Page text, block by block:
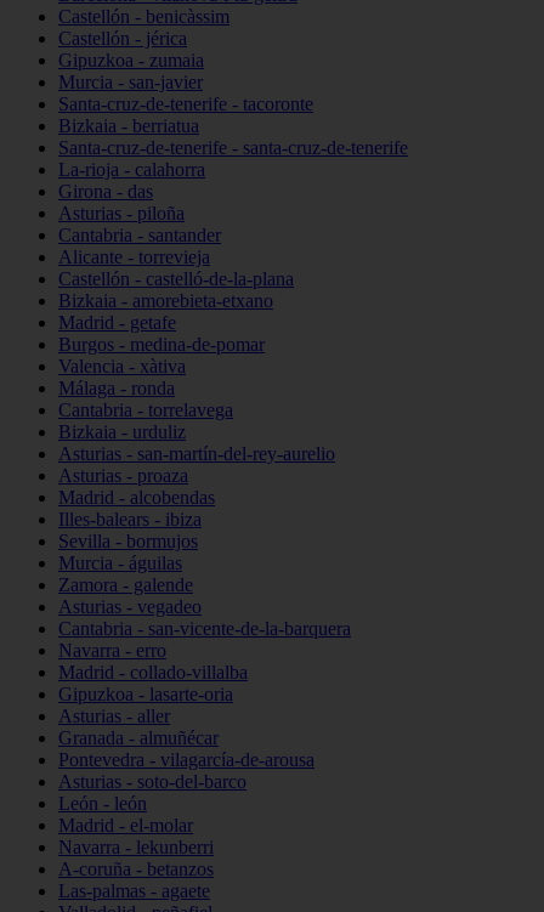
Castellón - benicàssim
Castellón - jérica
Gipuzkoa - zumaia
Murcia - san-javier
Santa-cruz-de-tenerife - tacoronte
Bizkaia - berriatua
Santa-cruz-de-tenerife - santa-cruz-de-tenerife
La-rioja - calahorra
Girona - das
Asturias - piloña
Cantabria - santander
Alicante - torrevieja
Castellón - castelló-de-la-plana
Bizkaia - amorebieta-etxano
Madrid - getafe
Burgos - medina-de-pomar
Valencia - xàtiva
Málaga - ronda
Cantabria - torrelavega
Bizkaia - urduliz
Asturias - san-martín-del-rey-aurelio
Asturias - proaza
Madrid - alcobendas
Illes-balears - ibiza
Sevilla - bormujos
Murcia - águilas
Zamora - galende
Asturias - vegadeo
Cantabria - san-vicente-de-la-barquera
Navarra - erro
Madrid - collado-villalba
Gipuzkoa - lasarte-oria
Asturias - aller
Granada - almuñécar
Pontevedra - vilagarcía-de-arousa
Asturias - soto-del-barco
León - león
Madrid - el-molar
Navarra - lekunberri
A-coruña - betanzos
Las-palmas - agaete